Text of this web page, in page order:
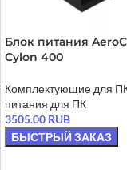
Блок питания
Cylon 400
Комплектующие для
питания для ПК
3505.00 RUB
БЫСТРЫЙ ЗАКАЗ